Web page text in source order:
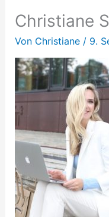
Christiane
Von Christiane / 9.